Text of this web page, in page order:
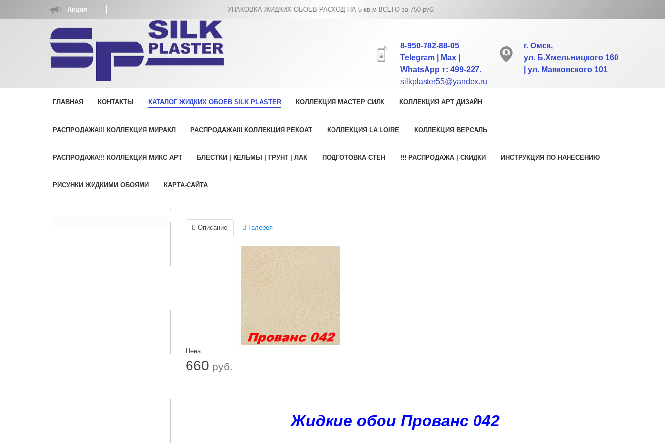
Акция УПАКОВКА ЖИДКИХ ОБОЕВ РАСХОД НА 5 кв.м ВСЕГО за 750 руб.
г. Омск,
ул. Б.Хмельницкого 160
| ул. Маяковского 101
8-950-782-88-05
Telegram | Max |
WhatsApp т: 499-227.
silkplaster55@yandex.ru
ГЛАВНАЯ КОНТАКТЫ КАТАЛОГ ЖИДКИХ ОБОЕВ SILK PLASTER КОЛЛЕКЦИЯ МАСТЕР СИЛК КОЛЛЕКЦИЯ АРТ ДИЗАЙН
РАСПРОДАЖА!!! КОЛЛЕКЦИЯ МИРАКЛ РАСПРОДАЖА!!! КОЛЛЕКЦИЯ РЕКОАТ КОЛЛЕКЦИЯ LA LOIRE КОЛЛЕКЦИЯ ВЕРСАЛЬ
РАСПРОДАЖА!!! КОЛЛЕКЦИЯ МИКС АРТ БЛЕСТКИ | КЕЛЬМЫ | ГРУНТ | ЛАК ПОДГОТОВКА СТЕН !!! РАСПРОДАЖА | СКИДКИ ИНСТРУКЦИЯ ПО НАНЕСЕНИЮ
РИСУНКИ ЖИДКИМИ ОБОЯМИ КАРТА-САЙТА
Описание Галерея
Цена:
660 руб.
Жидкие обои Прованс 042